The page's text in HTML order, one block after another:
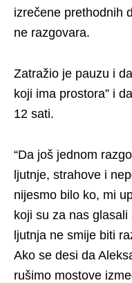
izrečene prethodnih
ne razgovara.
Zatražio je pauzu i
koji ima prostora” i
12 sati.
“Da još jednom
ljutnje, strahove i
nijesmo bilo ko, mi
koji su za nas
ljutnja ne smije biti
Ako se desi da
rušimo mostove